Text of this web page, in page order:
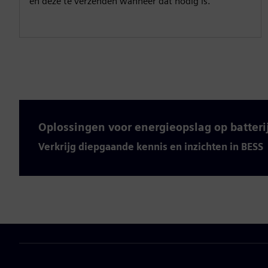
Oplossingen voor energieopslag op
Verkrijg diepgaande kennis en inzichten in BESS